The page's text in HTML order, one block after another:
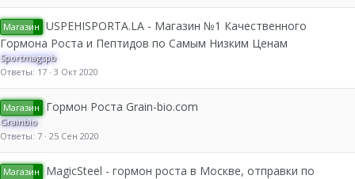
Магазин USPEHISPORTA.LA - Магазин №1 Качественного
Гормона Роста и Пептидов по Самым Низким Ценам
Sportmagspb
Ответы 17 3 Окт 2020
Магазин Гормон Роста Grain-bio.com
Grainbio
Ответы 7 25 Сен 2020
Магазин
MagicSteel - гормон роста в Москве, отправки по